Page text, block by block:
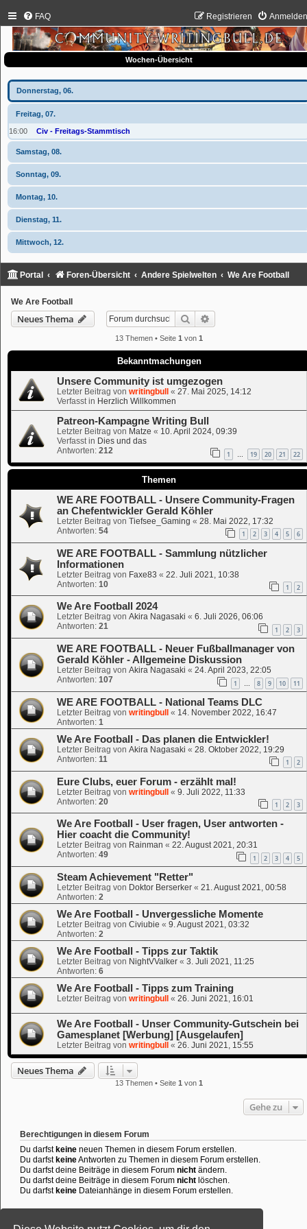
FAQ Registrieren
Wochen-Übersicht
Donnerstag, 06.
Freitag, 07.
16:00 Civ - Freitags-Stammtisch
Samstag, 08.
Sonntag, 09.
Montag, 10.
Dienstag, 11.
Mittwoch, 12.
Portal Foren-Übersicht Andere Spielwelten We Are Football
We Are Football
Neues Thema Suche
13 Themen • Seite1 von1
Bekanntmachungen
Unsere Community ist umgezogen
Letzter Beitrag von writingbull « 27. Mai 2025, 14:12
Verfasst in Herzlich Willkommen
Patreon-Kampagne Writing Bull
Letzter Beitrag von Matze « 10. April 2024, 09:39
Verfasst in Dies und das
Antworten: 212 1 19 20 21 22
Themen
WE ARE FOOTBALL - Unsere Community-Fragen
an Chefentwickler Gerald Köhler
Letzter Beitrag von Tiefsee_Gaming « 28. Mai 2022, 17:32
Antworten: 54 1 2 3 4 5 6
WE ARE FOOTBALL - Sammlung nützlicher
Informationen
Letzter Beitrag von Faxe83 « 22. Juli 2021, 10:38
Antworten: 10 1 2
We Are Football 2024
Letzter Beitrag von Akira Nagasaki « 6. Juli 2026, 06:06
Antworten: 21 1 2 3
WE ARE FOOTBALL - Neuer Fußballmanager von
Gerald Köhler - Allgemeine Diskussion
Letzter Beitrag von Akira Nagasaki « 24. April 2023, 22:05
Antworten: 107 1 8 9 10 11
WE ARE FOOTBALL - National Teams DLC
Letzter Beitrag von writingbull « 14. November 2022, 16:47
Antworten: 1
We Are Football - Das planen die Entwickler!
Letzter Beitrag von Akira Nagasaki « 28. Oktober 2022, 19:29
Antworten: 11 1 2
Eure Clubs, euer Forum - erzählt mal!
Letzter Beitrag von writingbull « 9. Juli 2022, 11:33
Antworten: 20 1 2 3
We Are Football - User fragen, User antworten -
Hier coacht die Community!
Letzter Beitrag von Rainman « 22. August 2021, 20:31
Antworten: 49 1 2 3 4 5
Steam Achievement "Retter"
Letzter Beitrag von Doktor Berserker « 21. August 2021, 00:58
Antworten: 2
We Are Football - Unvergessliche Momente
Letzter Beitrag von Civiubie « 9. August 2021, 03:32
Antworten: 2
We Are Football - Tipps zur Taktik
Letzter Beitrag von NightVValker « 3. Juli 2021, 11:25
Antworten: 6
We Are Football - Tipps zum Training
Letzter Beitrag von writingbull « 26. Juni 2021, 16:01
We Are Football - Unser Community-Gutschein bei
Gamesplanet [Werbung] [Ausgelaufen]
Letzter Beitrag von writingbull « 26. Juni 2021, 15:55
Neues Thema
13 Themen • Seite1 von1
Gehe zu
Berechtigungen in diesem Forum
Du darfst keine neuen Themen in diesem Forum erstellen.
Du darfst keineAntworten zu Themen in diesem Forum erstellen.
Du darfst deine Beiträge in diesem Forum nicht ändern.
Du darfst deine Beiträge in diesem Forum nicht löschen.
Du darfst keine Dateianhänge in diesem Forum erstellen.